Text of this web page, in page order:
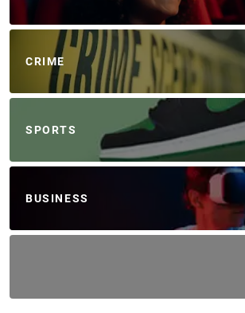
CRIME
SPORTS
BUSINESS